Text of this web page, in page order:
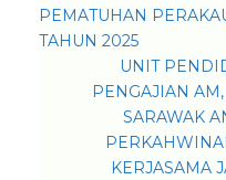
PEMATUHAN
TAHUN 2025
UNIT
PENGAJIAN
SARAWAK
KERJASAMA